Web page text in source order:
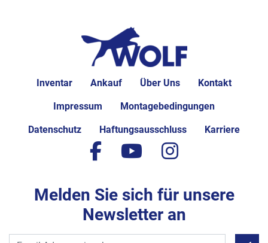
Inventar Ankauf Über Uns Kontakt
Impressum Montagebedingungen
Datenschutz Haftungsausschluss Karriere
facebook
youtubeinstagram
Melden Sie sich für unsere
Newsletter an